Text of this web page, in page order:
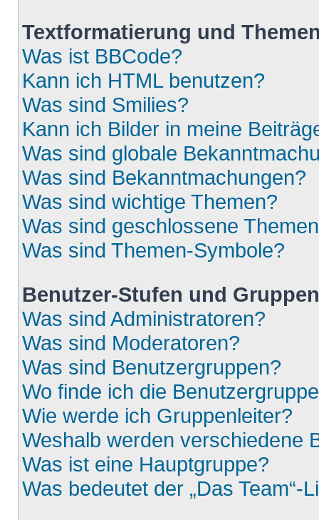
Textformatierung und
Was ist BBCode?
Kann ich HTML benutzen?
Was sind Smilies?
Kann ich Bilder in meine
Was sind globale
Was sind Bekanntmachungen?
Was sind wichtige Themen?
Was sind geschlossene
Was sind Themen-Symbole?
Benutzer-Stufen und Gruppen
Was sind Administratoren?
Was sind Moderatoren?
Was sind Benutzergruppen?
Wo finde ich die
Wie werde ich Gruppenleiter?
Weshalb werden verschiedene
Was ist eine Hauptgruppe?
Was bedeutet der „Das Team“-